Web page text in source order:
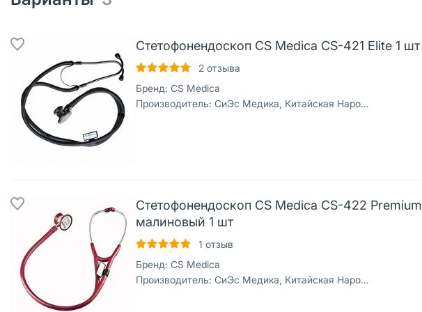
Стетофонендоскоп CS Medica CS-421 Elite 1 шт
2 отзыва
Бренд: CS Medica
Производитель: СиЭс Медика, Китайская Народная Республика
Стетофонендоскоп CS Medica CS-422 Premium
малиновый 1 шт
1 отзыв
Бренд: CS Medica
Производитель: СиЭс Медика, Китайская Народная Республика